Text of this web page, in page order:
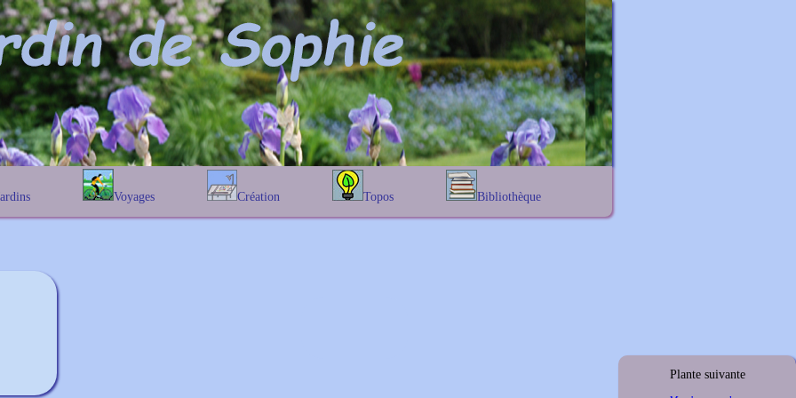
Voyages
En Belgique
Création
Prairies fleuries
Topos
Les chênes
Bibliothèque
Lexique noms propres
Plante suivante